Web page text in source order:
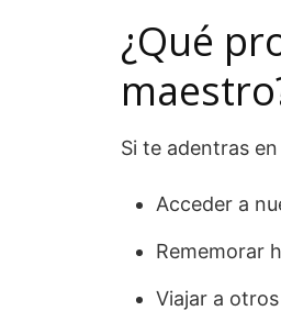
¿Qué
Si te adentras
Acceder a
Rememorar
Viajar a